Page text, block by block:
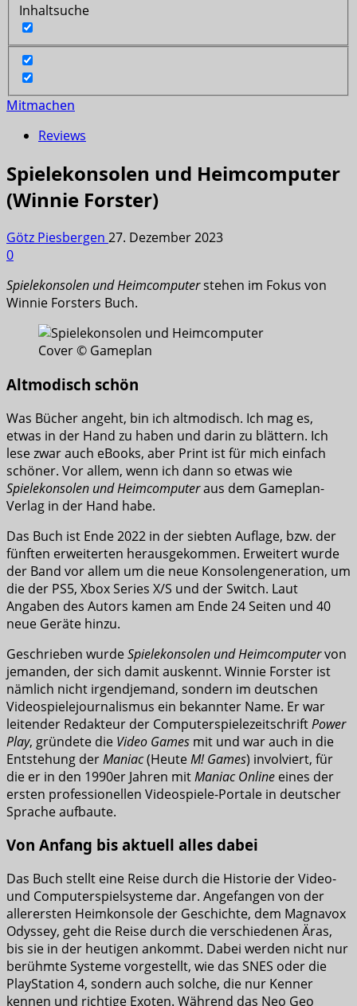
Inhaltsuche
Mitmachen
Reviews
Spielekonsolen und Heimcomputer
(Winnie Forster)
Götz Piesbergen 27. Dezember 2023
0
Spielekonsolen und Heimcomputerstehen im Fokus von
Winnie Forsters Buch.
Cover © Gameplan
Altmodisch schön
Was Bücher angeht, bin ich altmodisch. Ich mag es,
etwas in der Hand zu haben und darin zu blättern. Ich
lese zwar auch eBooks, aber Print ist für mich einfach
schöner. Vor allem, wenn ich dann so etwas wie
Spielekonsolen und Heimcomputeraus dem Gameplan-
Verlag in der Hand habe.
Das Buch ist Ende 2022 in der siebten Auflage, bzw. der
fünften erweiterten herausgekommen. Erweitert wurde
der Band vor allem um die neue Konsolengeneration, um
die der PS5, Xbox Series X/S und der Switch. Laut
Angaben des Autors kamen am Ende 24 Seiten und 40
neue Geräte hinzu.
Geschrieben wurdeSpielekonsolen und Heimcomputervon
jemanden, der sich damit auskennt. Winnie Forster ist
nämlich nicht irgendjemand, sondern im deutschen
Videospielejournalismus ein bekannter Name. Er war
leitender Redakteur der ComputerspielezeitschriftPower
Play, gründete die Video Games mit und war auch in die
Entstehung derManiac(HeuteM! Games) involviert, für
die er in den 1990er Jahren mitManiac Online eines der
ersten professionellen Videospiele-Portale in deutscher
Sprache aufbaute.
Von Anfang bis aktuell alles dabei
Das Buch stellt eine Reise durch die Historie der Video-
und Computerspielsysteme dar. Angefangen von der
allerersten Heimkonsole der Geschichte, dem Magnavox
Odyssey, geht die Reise durch die verschiedenen Äras,
bis sie in der heutigen ankommt. Dabei werden nicht nur
berühmte Systeme vorgestellt, wie das SNES oder die
PlayStation 4, sondern auch solche, die nur Kenner
kennen und richtige Exoten. Während das Neo Geo